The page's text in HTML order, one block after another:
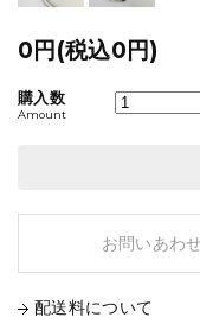
0円(税込0円)
購入数
Amount
お問いあわせ
配送料について